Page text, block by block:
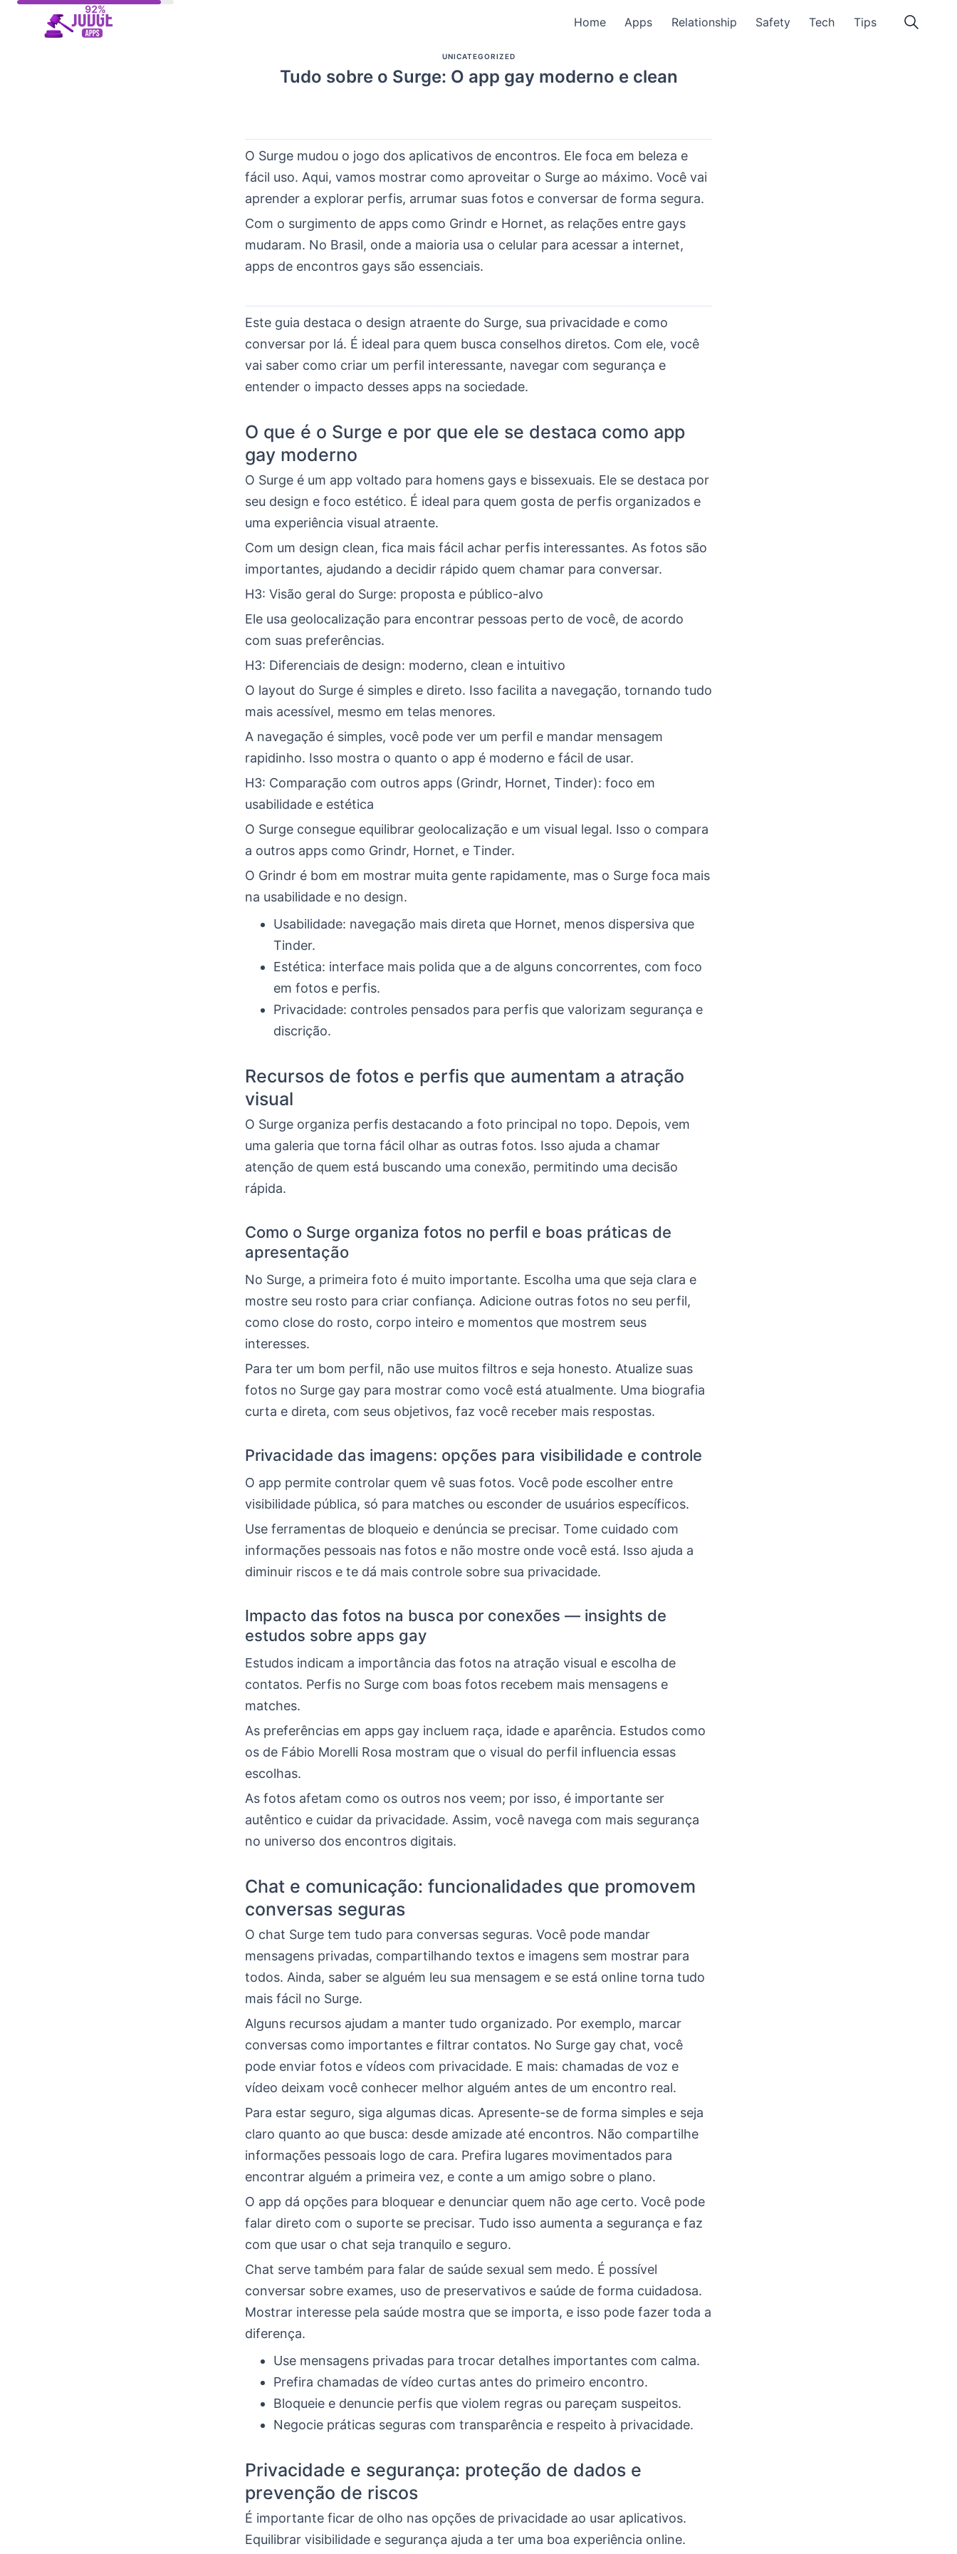
Home Apps Relationship Safety Tech Tips
UNICATEGORIZED
Tudo sobre o Surge: O app gay moderno e clean
O Surge mudou o jogo dos aplicativos de encontros. Ele foca em beleza e
fácil uso. Aqui, vamos mostrar como aproveitar o Surge ao máximo. Você vai
aprender a explorar perfis, arrumar suas fotos e conversar de forma segura.
Com o surgimento de apps como Grindr e Hornet, as relações entre gays
mudaram. No Brasil, onde a maioria usa o celular para acessar a internet,
apps de encontros gays são essenciais.
Este guia destaca o design atraente do Surge, sua privacidade e como
conversar por lá. É ideal para quem busca conselhos diretos. Com ele, você
vai saber como criar um perfil interessante, navegar com segurança e
entender o impacto desses apps na sociedade.
O que é o Surge e por que ele se destaca como app
gay moderno
O Surge é um app voltado para homens gays e bissexuais. Ele se destaca por
seu design e foco estético. É ideal para quem gosta de perfis organizados e
uma experiência visual atraente.
Com um design clean, fica mais fácil achar perfis interessantes. As fotos são
importantes, ajudando a decidir rápido quem chamar para conversar.
H3: Visão geral do Surge: proposta e público-alvo
Ele usa geolocalização para encontrar pessoas perto de você, de acordo
com suas preferências.
H3: Diferenciais de design: moderno, clean e intuitivo
O layout do Surge é simples e direto. Isso facilita a navegação, tornando tudo
mais acessível, mesmo em telas menores.
A navegação é simples, você pode ver um perfil e mandar mensagem
rapidinho. Isso mostra o quanto o app é moderno e fácil de usar.
H3: Comparação com outros apps (Grindr, Hornet, Tinder): foco em
usabilidade e estética
O Surge consegue equilibrar geolocalização e um visual legal. Isso o compara
a outros apps como Grindr, Hornet, e Tinder.
O Grindr é bom em mostrar muita gente rapidamente, mas o Surge foca mais
na usabilidade e no design.
Usabilidade: navegação mais direta que Hornet, menos dispersiva que
Tinder.
Estética: interface mais polida que a de alguns concorrentes, com foco
em fotos e perfis.
Privacidade: controles pensados para perfis que valorizam segurança e
discrição.
Recursos de fotos e perfis que aumentam a atração
visual
O Surge organiza perfis destacando a foto principal no topo. Depois, vem
uma galeria que torna fácil olhar as outras fotos. Isso ajuda a chamar
atenção de quem está buscando uma conexão, permitindo uma decisão
rápida.
Como o Surge organiza fotos no perfil e boas práticas de
apresentação
No Surge, a primeira foto é muito importante. Escolha uma que seja clara e
mostre seu rosto para criar confiança. Adicione outras fotos no seu perfil,
como close do rosto, corpo inteiro e momentos que mostrem seus
interesses.
Para ter um bom perfil, não use muitos filtros e seja honesto. Atualize suas
fotos no Surge gay para mostrar como você está atualmente. Uma biografia
curta e direta, com seus objetivos, faz você receber mais respostas.
Privacidade das imagens: opções para visibilidade e controle
O app permite controlar quem vê suas fotos. Você pode escolher entre
visibilidade pública, só para matches ou esconder de usuários específicos.
Use ferramentas de bloqueio e denúncia se precisar. Tome cuidado com
informações pessoais nas fotos e não mostre onde você está. Isso ajuda a
diminuir riscos e te dá mais controle sobre sua privacidade.
Impacto das fotos na busca por conexões — insights de
estudos sobre apps gay
Estudos indicam a importância das fotos na atração visual e escolha de
contatos. Perfis no Surge com boas fotos recebem mais mensagens e
matches.
As preferências em apps gay incluem raça, idade e aparência. Estudos como
os de Fábio Morelli Rosa mostram que o visual do perfil influencia essas
escolhas.
As fotos afetam como os outros nos veem; por isso, é importante ser
autêntico e cuidar da privacidade. Assim, você navega com mais segurança
no universo dos encontros digitais.
Chat e comunicação: funcionalidades que promovem
conversas seguras
O chat Surge tem tudo para conversas seguras. Você pode mandar
mensagens privadas, compartilhando textos e imagens sem mostrar para
todos. Ainda, saber se alguém leu sua mensagem e se está online torna tudo
mais fácil no Surge.
Alguns recursos ajudam a manter tudo organizado. Por exemplo, marcar
conversas como importantes e filtrar contatos. No Surge gay chat, você
pode enviar fotos e vídeos com privacidade. E mais: chamadas de voz e
vídeo deixam você conhecer melhor alguém antes de um encontro real.
Para estar seguro, siga algumas dicas. Apresente-se de forma simples e seja
claro quanto ao que busca: desde amizade até encontros. Não compartilhe
informações pessoais logo de cara. Prefira lugares movimentados para
encontrar alguém a primeira vez, e conte a um amigo sobre o plano.
O app dá opções para bloquear e denunciar quem não age certo. Você pode
falar direto com o suporte se precisar. Tudo isso aumenta a segurança e faz
com que usar o chat seja tranquilo e seguro.
Chat serve também para falar de saúde sexual sem medo. É possível
conversar sobre exames, uso de preservativos e saúde de forma cuidadosa.
Mostrar interesse pela saúde mostra que se importa, e isso pode fazer toda a
diferença.
Use mensagens privadas para trocar detalhes importantes com calma.
Prefira chamadas de vídeo curtas antes do primeiro encontro.
Bloqueie e denuncie perfis que violem regras ou pareçam suspeitos.
Negocie práticas seguras com transparência e respeito à privacidade.
Privacidade e segurança: proteção de dados e
prevenção de riscos
É importante ficar de olho nas opções de privacidade ao usar aplicativos.
Equilibrar visibilidade e segurança ajuda a ter uma boa experiência online.